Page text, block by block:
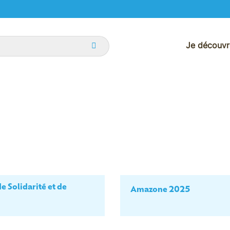
Je
Solidarité et de Amazone 2025